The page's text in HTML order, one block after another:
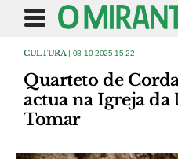
CULTURA | 08-10-2025 15:22
Quarteto de
actua na Igreja
Tomar